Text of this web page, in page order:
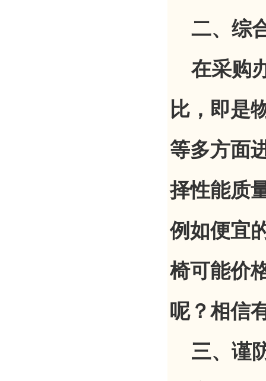
二、综
在采购
比，即是
等多方面
择性能质
例如便宜
椅可能价
呢？相信
三、谨